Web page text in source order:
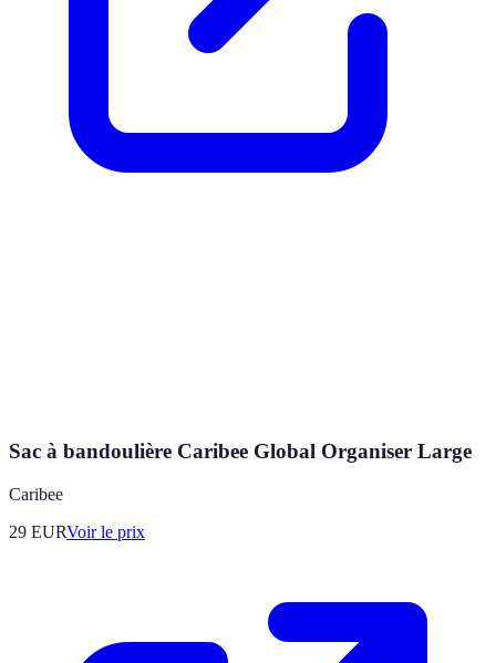
Sac à bandoulière Caribee Global Organiser Large
Caribee
29 EURVoir le prix